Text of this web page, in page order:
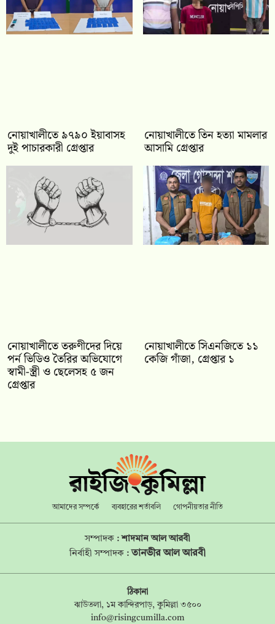
নোয়াখালীতে ৯৭৯০ ইয়াবাসহ
দুই পাচারকারী গ্রেপ্তার
নোয়াখালীতে তিন হত্যা মামলার
আসামি গ্রেপ্তার
নোয়াখালীতে তরুণীদের দিয়ে
পর্ন ভিডিও তৈরির অভিযোগে
স্বামী-স্ত্রী ও ছেলেসহ ৫ জন
গ্রেপ্তার
নোয়াখালীতে সিএনজিতে ১১
কেজি গাঁজা, গ্রেপ্তার ১
আমাদের সম্পর্কে ব্যবহারের শর্তাবলি গোপনীয়তার নীতি
সম্পাদক :শাদমান আল আরবী
নির্বাহী সম্পাদক : তানভীর আল আরবী
ঠিকানা
ঝাউতলা, ১ম কান্দিরপাড়, কুমিল্লা ৩৫০০
info@risingcumilla.com